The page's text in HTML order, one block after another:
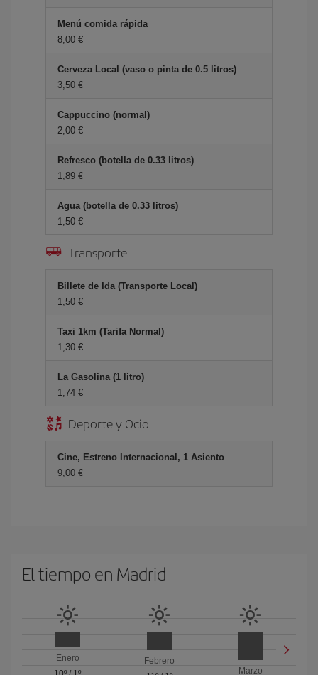
Menú comida rápida
8,00 €
Cerveza Local (vaso o pinta de 0.5 litros)
3,50 €
Cappuccino (normal)
2,00 €
Refresco (botella de 0.33 litros)
1,89 €
Agua (botella de 0.33 litros)
1,50 €
Transporte
Billete de Ida (Transporte Local)
1,50 €
Taxi 1km (Tarifa Normal)
1,30 €
La Gasolina (1 litro)
1,74 €
Deporte y Ocio
Cine, Estreno Internacional, 1 Asiento
9,00 €
El tiempo en Madrid
Enero
Febrero
Marzo